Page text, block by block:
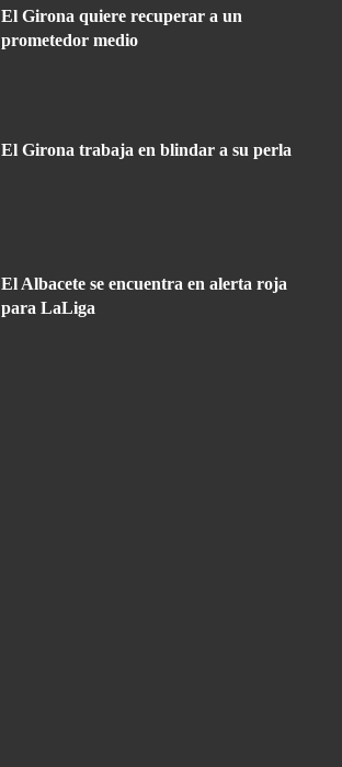
El Girona quiere recuperar a un
prometedor medio
El Girona trabaja en blindar a su perla
El Albacete se encuentra en alerta roja
para LaLiga